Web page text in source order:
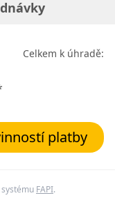
Celkem k úhradě:
platby
FAPI.